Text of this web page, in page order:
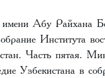
имени Абу Райхана
Института
Часть пятая.
Узбекистана в